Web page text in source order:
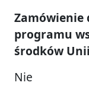
Zamówienie
programu
środków
Nie